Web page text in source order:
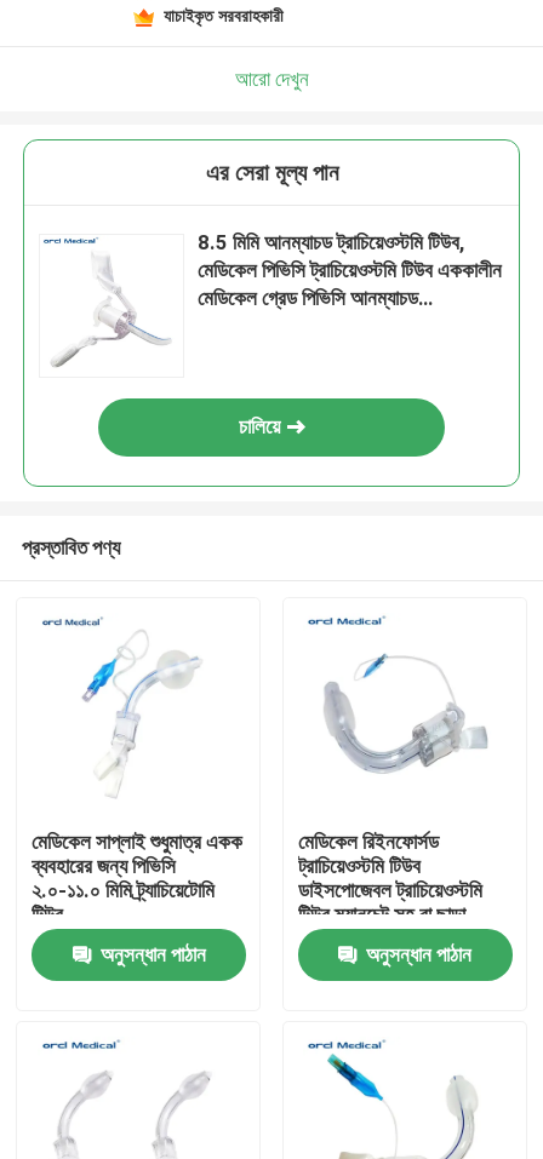
ভিডিও
যাচাইকৃত সরবরাহকারী
আরো দেখুন
এর সেরা মূল্য পান
8.5 মিমি আনম্যাচড ট্রাচিয়েওস্টমি টিউব,
মেডিকেল পিভিসি ট্রাচিয়েওস্টমি টিউব এককালীন
মেডিকেল গ্রেড পিভিসি আনম্যাচড
চালিয়ে
প্রস্তাবিত পণ্য
মেডিকেল সাপ্লাই শুধুমাত্র একক
ব্যবহারের জন্য পিভিসি
২.০-১১.০ মিমি ট্র্যাচিয়েটোমি
টিউব
অনুসন্ধান পাঠান
মেডিকেল রিইনফোর্সড
ট্রাচিয়েওস্টমি টিউব
ডাইসপোজেবল ট্রাচিয়েওস্টমি
টিউব ম্যানচেট সহ বা ছাড়া
অনুসন্ধান পাঠান